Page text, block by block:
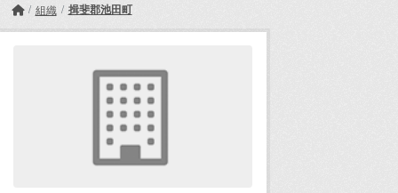
組織 揖斐郡池田町